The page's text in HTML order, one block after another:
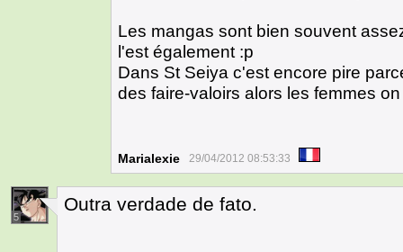
Les mangas sont bien souvent
l'est également :p
Dans St Seiya c'est encore pire
des faire-valoirs alors les femmes
Marialexie 29/04/2012 08:53:33
5
Outra verdade de fato.